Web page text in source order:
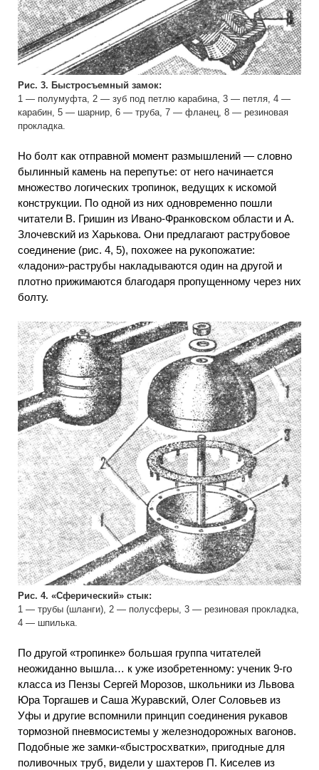
Рис. 3. Быстросъемный замок:
1 — полумуфта, 2 — зуб под петлю карабина, 3 — петля, 4 —
карабин, 5 — шарнир, 6 — труба, 7 — фланец, 8 — резиновая
прокладка.
Но болт как отправной момент размышлений — словно
былинный камень на перепутье: от него начинается
множество логических тропинок, ведущих к искомой
конструкции. По одной из них одновременно пошли
читатели В. Гришин из Ивано-Франковском области и А.
Злочевский из Харькова. Они предлагают раструбовое
соединение (рис. 4, 5), похожее на рукопожатие:
«ладони»-раструбы накладываются один на другой и
плотно прижимаются благодаря пропущенному через них
болту.
Рис. 4. «Сферический» стык:
1 — трубы (шланги), 2 — полусферы, 3 — резиновая прокладка,
4 — шпилька.
По другой «тропинке» большая группа читателей
неожиданно вышла… к уже изобретенному: ученик 9-го
класса из Пензы Сергей Морозов, школьники из Львова
Юра Торгашев и Саша Журавский, Олег Соловьев из
Уфы и другие вспомнили принцип соединения рукавов
тормозной пневмосистемы у железнодорожных вагонов.
Подобные же замки-«быстросхватки», пригодные для
поливочных труб, видели у шахтеров П. Киселев из